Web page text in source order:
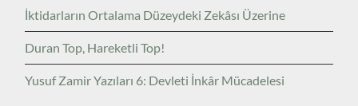
İktidarların Ortalama Düzeydeki Zekâsı Üzerine
Duran Top, Hareketli Top!
Yusuf Zamir Yazıları 6: Devleti İnkâr Mücadelesi